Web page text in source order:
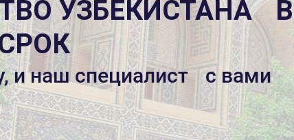
УЗБЕКИСТАНА В
и наш специалист с вами